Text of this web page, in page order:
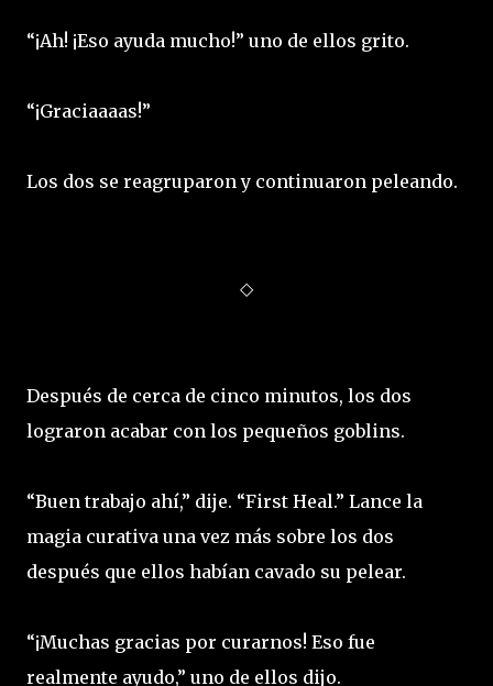
“¡Ah! ¡Eso ayuda mucho!” uno de ellos grito.
“¡Graciaaaas!”
Los dos se reagruparon y continuaron peleando.
◇
Después de cerca de cinco minutos, los dos
lograron acabar con los pequeños goblins.
“Buen trabajo ahí,” dije. “First Heal.” Lance la
magia curativa una vez más sobre los dos
después que ellos habían cavado su pelear.
“¡Muchas gracias por curarnos! Eso fue
realmente ayudo,” uno de ellos dijo.